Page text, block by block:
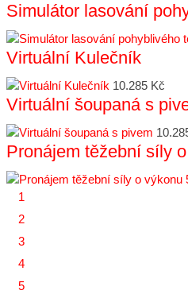
Simulátor lasování
Virtuální Kulečník
10.285 Kč
Virtuální šoupaná s
Pronájem těžební síly
1
2
3
4
5